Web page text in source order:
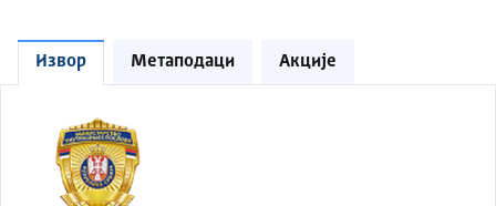
Извор Метаподаци Акције